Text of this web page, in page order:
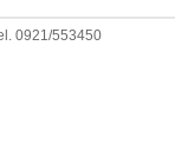
0921/553450